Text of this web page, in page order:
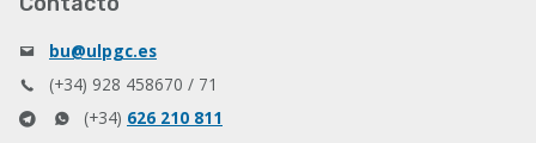
bu@ulpgc.es
(+34) 928 458670 / 71
(+34) 626 210 811